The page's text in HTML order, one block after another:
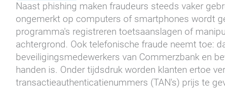
Naast phishing maken fraudeurs steeds vaker
ongemerkt op computers of smartphones wordt
programma's registreren toetsaanslagen of
achtergrond. Ook telefonische fraude neemt toe:
beveiligingsmedewerkers van Commerzbank en
handen is. Onder tijdsdruk worden klanten ertoe
transactieauthenticatienummers (TAN's) prijs te